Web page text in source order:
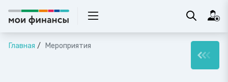
Главная Мероприятия